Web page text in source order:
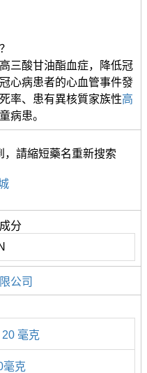
三酸甘油酯血症，降低冠
心病患者的心血管事件發
率、患有異核質家族性高
病患。
，請縮短藥名重新搜索
分
公司
毫克
毫克